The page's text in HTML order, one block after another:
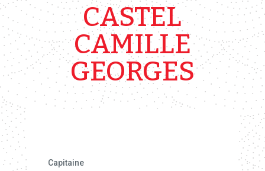
CASTEL
CAMILLE
GEORGES
Capitaine